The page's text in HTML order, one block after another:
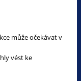
může očekávat v
vést ke